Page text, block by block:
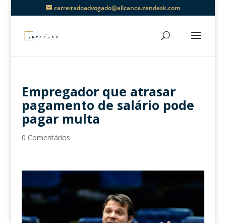
carreiradoadvogado@allcance.zendesk.com
Empregador que atrasar
pagamento de salário pode
pagar multa
0 Comentários